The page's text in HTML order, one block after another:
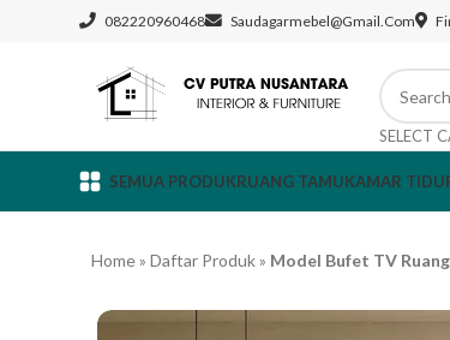
082220960468 Saudagarmebel@gmail.com
SELECT
SEMUA PRODUKRUANG TAMUKAMAR
Home» Daftar Produk» Model Bufet TV